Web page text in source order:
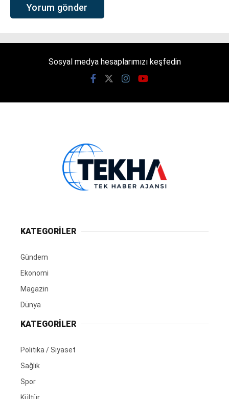
Sosyal medya hesaplarımızı keşfedin
KATEGORİLER
Gündem
Ekonomi
Magazin
Dünya
KATEGORİLER
Politika / Siyaset
Sağlık
Spor